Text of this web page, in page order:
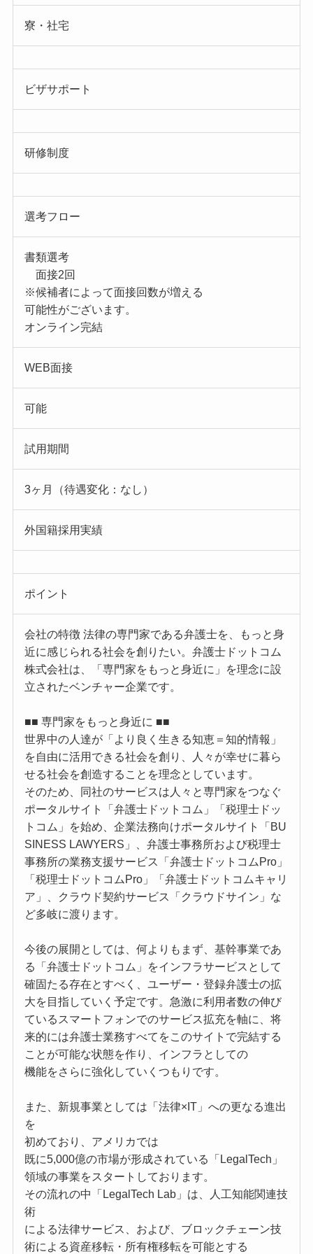
寮・社宅
ビザサポート
研修制度
選考フロー
書類選考
面接2回
※候補者によって面接回数が増える
可能性がございます。
オンライン完結
WEB面接
可能
試用期間
3ヶ月（待遇変化：なし）
外国籍採用実績
ポイント
会社の特徴 法律の専門家である弁護士を、もっと身
近に感じられる社会を創りたい。弁護士ドットコム
株式会社は、「専門家をもっと身近に」を理念に設
立されたベンチャー企業です。
■■ 専門家をもっと身近に ■■
世界中の人達が「より良く生きる知恵＝知的情報」
を自由に活用できる社会を創り、人々が幸せに暮ら
せる社会を創造することを理念としています。
そのため、同社のサービスは人々と専門家をつなぐ
ポータルサイト「弁護士ドットコム」「税理士ドッ
トコム」を始め、企業法務向けポータルサイト「BU
SINESS LAWYERS」、弁護士事務所および税理士
事務所の業務支援サービス「弁護士ドットコムPro」
「税理士ドットコムPro」「弁護士ドットコムキャリ
ア」、クラウド契約サービス「クラウドサイン」な
ど多岐に渡ります。
今後の展開としては、何よりもまず、基幹事業であ
る「弁護士ドットコム」をインフラサービスとして
確固たる存在とすべく、ユーザー・登録弁護士の拡
大を目指していく予定です。急激に利用者数の伸び
ているスマートフォンでのサービス拡充を軸に、将
来的には弁護士業務すべてをこのサイトで完結する
ことが可能な状態を作り、インフラとしての
機能をさらに強化していくつもりです。
また、新規事業としては「法律×IT」への更なる進出
を
初めており、アメリカでは
既に5,000億の市場が形成されている「LegalTech」
領域の事業をスタートしております。
その流れの中「LegalTech Lab」は、人工知能関連技
術
による法律サービス、および、ブロックチェーン技
術による資産移転・所有権移転を可能とする